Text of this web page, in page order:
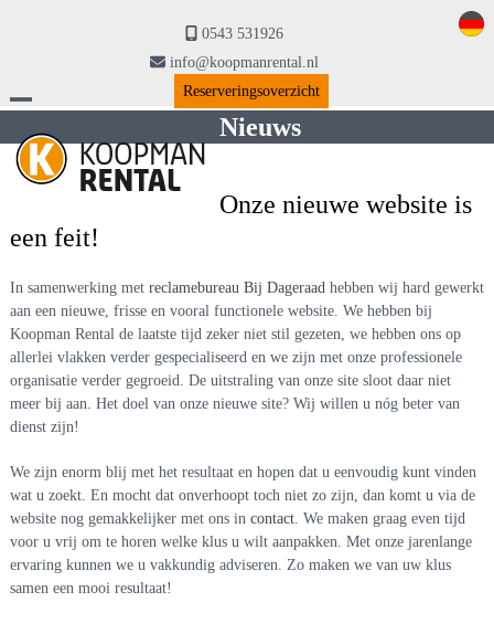
0543 531926
info@koopmanrental.nl
Reserveringsoverzicht
mobile
mobile
Nieuws
Onze nieuwe website is
een feit!
In samenwerking met reclamebureau Bij Dageraadhebben wij hard gewerkt
aan een nieuwe, frisse en vooral functionele website. We hebben bij
Koopman Rental de laatste tijd zeker niet stil gezeten, we hebben ons op
allerlei vlakken verder gespecialiseerd en we zijn met onze professionele
organisatie verder gegroeid. De uitstraling van onze site sloot daar niet
meer bij aan. Het doel van onze nieuwe site? Wij willen u nóg beter van
dienst zijn!
We zijn enorm blij met het resultaat en hopen dat u eenvoudig kunt vinden
wat u zoekt. En mocht dat onverhoopt toch niet zo zijn, dan komt u via de
website nog gemakkelijker met ons in contact. We maken graag even tijd
voor u vrij om te horen welke klus u wilt aanpakken. Met onze jarenlange
ervaring kunnen we u vakkundig adviseren. Zo maken we van uw klus
samen een mooi resultaat!